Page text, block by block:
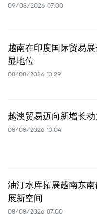
09/08/2026 07:00
越南在印度国际贸易
显地位
08/08/2026 10:29
越澳贸易迈向新增长动
08/08/2026 10:04
油汀水库拓展越南东
展新空间
08/08/2026 07:00